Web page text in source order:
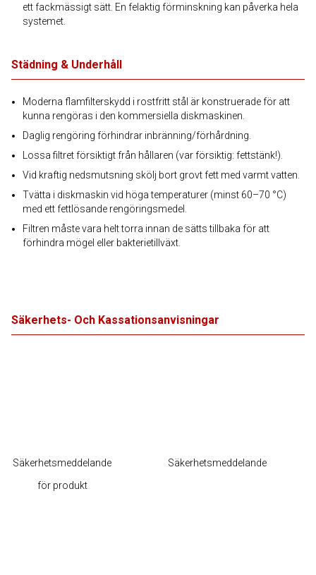
ett fackmässigt sätt. En felaktig förminskning kan påverka hela
systemet.
Städning & Underhåll
Moderna flamfilterskydd i rostfritt stål är konstruerade för att
kunna rengöras i den kommersiella diskmaskinen.
Daglig rengöring förhindrar inbränning/förhårdning.
Lossa filtret försiktigt från hållaren (var försiktig: fettstänk!).
Vid kraftig nedsmutsning skölj bort grovt fett med varmt vatten.
Tvätta i diskmaskin vid höga temperaturer (minst 60–70 °C)
med ett fettlösande rengöringsmedel.
Filtren måste vara helt torra innan de sätts tillbaka för att
förhindra mögel eller bakterietillväxt.
Säkerhets- Och Kassationsanvisningar
Säkerhetsmeddelande
för produkt
Säkerhetsmeddelande